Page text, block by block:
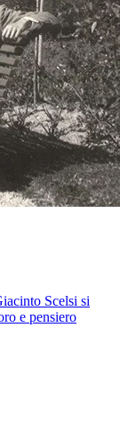
Scelsi si
e pensiero